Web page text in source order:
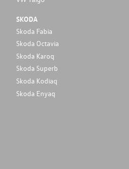
SKODA
Skoda Fabia
Skoda Octavia
Skoda Karoq
Skoda Superb
Skoda Kodiaq
Skoda Enyaq